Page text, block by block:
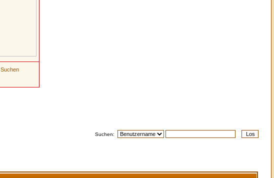
Suchen
Suchen: